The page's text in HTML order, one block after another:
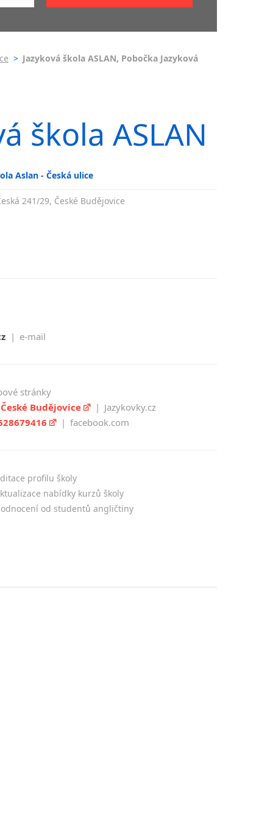
> Jazyková škola ASLAN, Pobočka Jazyková
škola ASLAN
Aslan - Česká ulice
241/29, České Budějovice
| e-mail
stránky
Budějovice
| Jazykovky.cz
| facebook.com
profilu školy
nabídky kurzů školy
od studentů angličtiny